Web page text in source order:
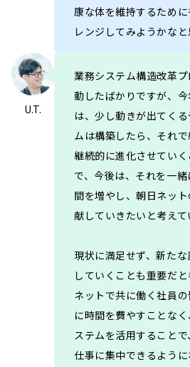
康な体を維持するため
レンジしてみようかなと
U.T.
業務システム構造改革
動したばかりですが、
は、少し動きが出てく
ムは構築したら、それで
継続的に進化させてい
で、今後は、それを一
間を増やし、朝日ネッ
献していきたいと考えて
現状に満足せず、新た
していくことも重要だ
ネットで共に働く社員
に時間を費やすことな
ステムを活用すること
仕事に集中できるよう